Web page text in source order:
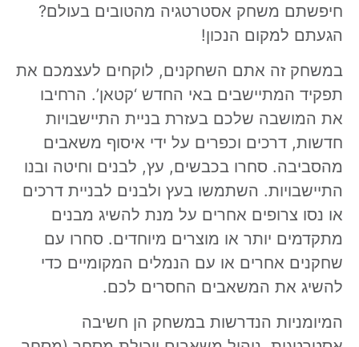
חיפשתם משחק אסטרטגיה מהטובים בעולם?
הגעתם למקום הנכון!
במשחק זה אתם השחקנים, לוקחים לעצמכם את
תפקיד המתיישבים באי החדש ‘קטאן’. הרחיבו
את המושבה שלכם בעזרת בניית התיישבויות
חדשות, דרכים וכפרים על ידי איסוף משאבים
מהסביבה. סחרו בכבשים, עץ, לבנים וחיטה ובנו
התיישבויות. השתמשו בעץ ולבנים לבניית דרכים
או נסו צרופים אחרים על מנת להשיג מבנים
מתקדמים יותר או מוצרים מיוחדים. סחרו עם
שחקנים אחרים או עם הנמלים המקומיים כדי
להשיג את המשאבים החסרים לכם.
המיומניות הנדרשות במשחק הן חשיבה